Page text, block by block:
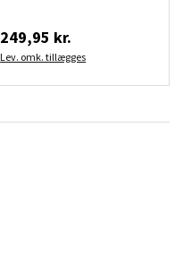
249,95 kr.
Lev. omk. tillægges